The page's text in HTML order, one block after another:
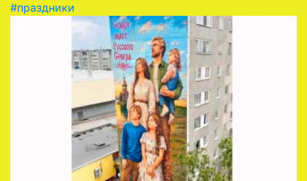
#праздники